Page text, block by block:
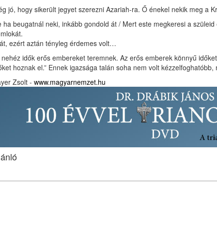
jó, hogy sikerült jegyet szerezni Azariah-ra. Ő énekel nekik meg a
ha beugatnál neki, inkább gondold át / Mert este megkeresi a
ezért aztán tényleg érdemes volt…
nehéz idők erős embereket teremnek. Az erős emberek könnyű
hoznak el.” Ennek igazsága talán soha nem volt
Zsolt - www.magyarnemzet.hu